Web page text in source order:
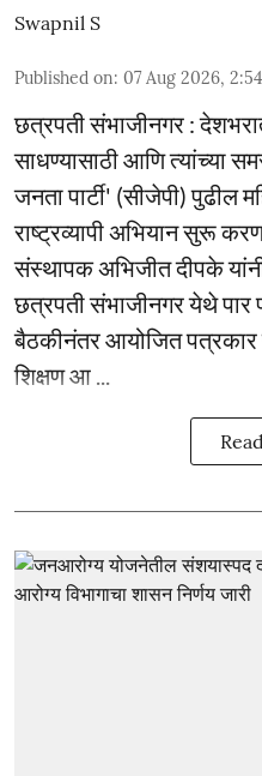
Swapnil S
Published on: 07 Aug 2026,
छत्रपती संभाजीनगर :
साधण्यासाठी आणि त्यांच्या
जनता पार्टी' (सीजेपी) पुढील
राष्ट्रव्यापी अभियान सुरू
संस्थापक अभिजीत दीपके यांनी
छत्रपती संभाजीनगर येथे पार
बैठकीनंतर आयोजित पत्रकार
शिक्षण आ ...